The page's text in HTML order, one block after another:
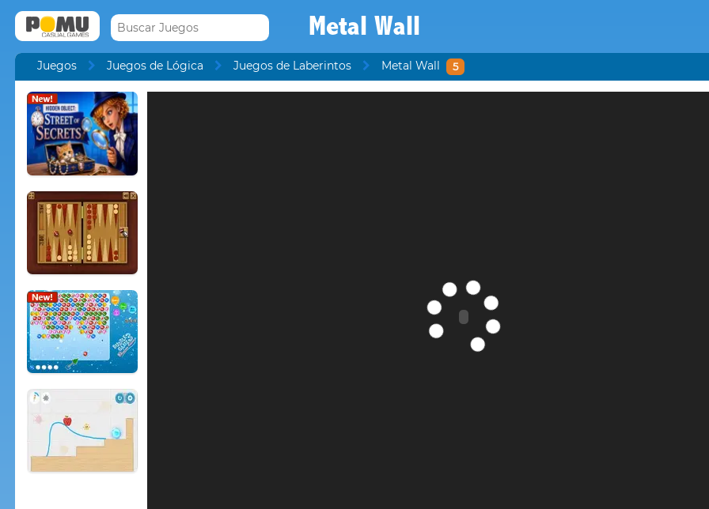
Metal Wall
Juegos Juegos de Lógica Juegos de Laberintos Metal Wall 5